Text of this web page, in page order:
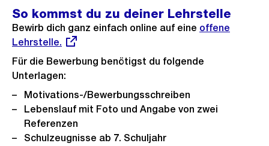
So kommst du zu deiner Lehrstelle
Bewirb dich ganz einfach online auf eine Externer
offene
Lehrstelle.
Für die Bewerbung benötigst du folgende
Unterlagen:
Motivations-/Bewerbungsschreiben
Lebenslauf mit Foto und Angabe von zwei
Referenzen
Schulzeugnisse ab 7. Schuljahr